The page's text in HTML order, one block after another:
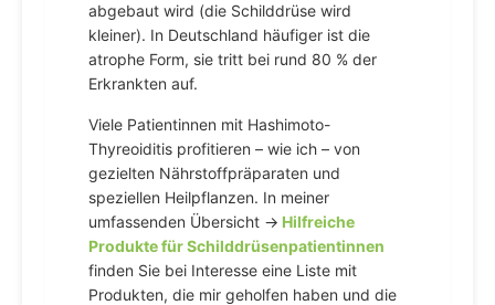
abgebaut wird (die Schilddrüse wird
kleiner). In Deutschland häufiger ist die
atrophe Form, sie tritt bei rund 80 % der
Erkrankten auf.
Viele Patientinnen mit Hashimoto-
Thyreoiditis profitieren – wie ich – von
gezielten Nährstoffpräparaten und
speziellen Heilpflanzen. In meiner
umfassenden Übersicht → Hilfreiche
Produkte für Schilddrüsenpatientinnen
finden Sie bei Interesse eine Liste mit
Produkten, die mir geholfen haben und die